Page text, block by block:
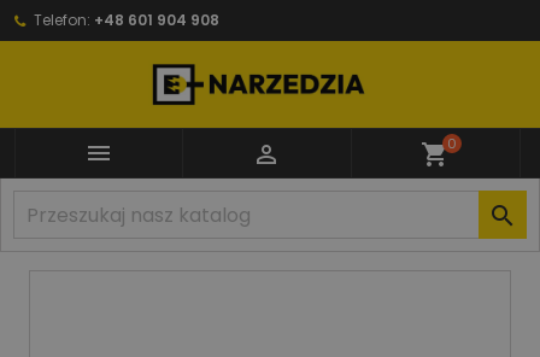
Telefon: +48 601 904 908
  shopping_cart0
